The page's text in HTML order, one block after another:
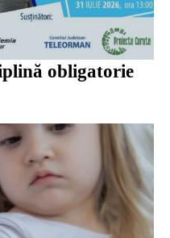
obligatorie